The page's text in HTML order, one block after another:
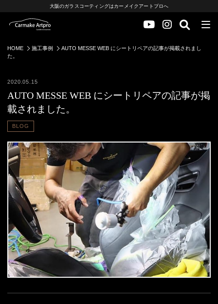
大阪のガラスコーティングはカーメイクアートプロへ
HOME 施工事例
AUTO MESSE WEB にシートリペアの記事が掲載されまし
た。
2020.05.15
AUTO MESSE WEB にシートリペアの記事が掲
載されました。
BLOG